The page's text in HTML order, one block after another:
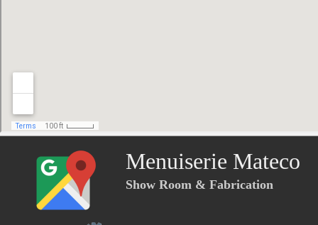
Menuiserie Mateco
Show Room & Fabrication